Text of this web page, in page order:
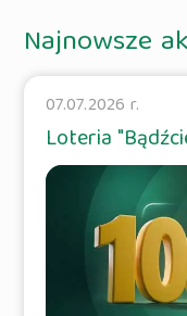
Najnowsze
07.07.2026 r.
Loteria